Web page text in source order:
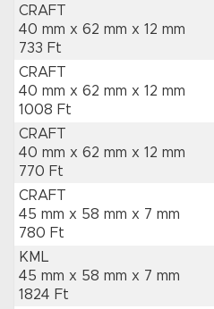
CRAFT
40 mm x 62 mm x 12 mm
733 Ft
CRAFT
40 mm x 62 mm x 12 mm
1008 Ft
CRAFT
40 mm x 62 mm x 12 mm
770 Ft
CRAFT
45 mm x 58 mm x 7 mm
780 Ft
KML
45 mm x 58 mm x 7 mm
1824 Ft